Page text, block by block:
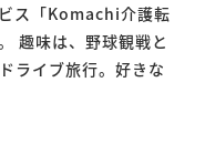
ス「Komachi介護転
趣味は、野球観戦と
ライブ旅行。好きな